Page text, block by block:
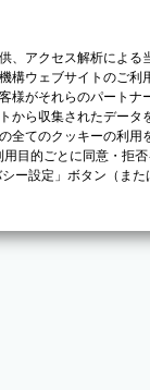
、アクセス解析による
構ウェブサイトのご利
様がそれらのパートナ
から収集されたデータ
全てのクッキーの利用
目的ごとに同意・拒
ー設定」ボタン（また